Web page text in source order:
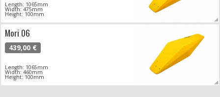
Length: 1065mm
Width: 475mm
Height: 100mm
Mori 06
439,00 €
Length: 1065mm
Width: 460mm
Height: 100mm